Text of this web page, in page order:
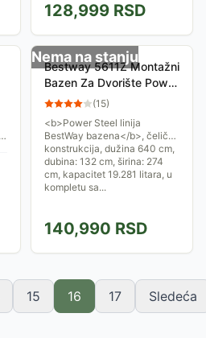
namenjen za 4-6 osoba.
Opustite se i uživajte.
Jednostavna montaža.
128,999 RSD
Nema na stanju
Bestway 5611Z Montažni
Bazen Za Dvorište Power
Steel 640 x 274 x 132
(15)
<b>Power Steel linija
BestWay bazena</b>, čelična
konstrukcija, dužina 640 cm,
dubina: 132 cm, širina: 274
cm, kapacitet 19.281 litara, u
kompletu sa...
140,990 RSD
15 16 17 Sledeća